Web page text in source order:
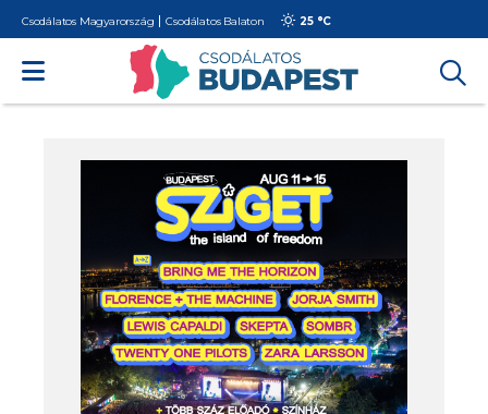
Csodálatos Magyarország Csodálatos Balaton 25 °C